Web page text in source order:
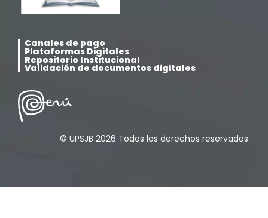
Pregrado
Psicología
Retorno a la presencialidad
Sede Lima (5)
Canales de pago
Plataformas Digitales
Repositorio Institucional
Validación de documentos digitales
© UPSJB 2026 Todos los derechos reservados.